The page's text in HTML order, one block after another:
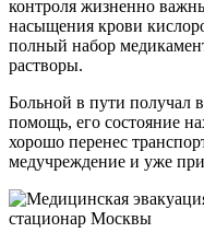
контроля жизненно
насыщения крови
полный набор
растворы.
Больной в пути получал
помощь, его состояние
хорошо перенес
медучреждение и уже